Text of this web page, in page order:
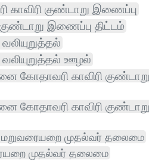
காவிரி குண்டாறு இணைப்பு
குண்டாறு இணைப்பு திட்டம்
ஊழல்
கோதாவரி காவிரி
கோதாவரி காவிரி
மறுவரையறை முதல்வர் தலைமை
முதல்வர் தலைமை